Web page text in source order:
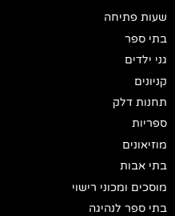
שעות פתיחה
בתי ספר
גני ילדים
קניונים
תחנות דלק
ספריות
מוזיאונים
בתי אבות
מוסכים ומכוני רישוי
בתי ספר לנהיגה